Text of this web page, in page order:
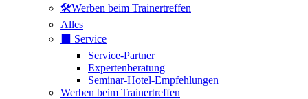
🛠️Werben beim Trainertreffen
Alles
⬛️ Service
Service-Partner
Expertenberatung
Seminar-Hotel-Empfehlungen
Werben beim Trainertreffen